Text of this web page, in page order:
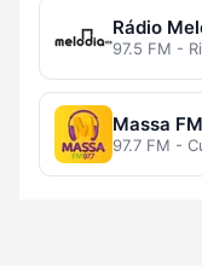
Rádio
97.5 FM -
Massa
97.7 FM -